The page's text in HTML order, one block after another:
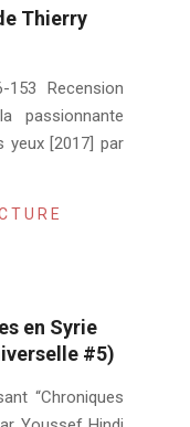
Thierry
Recension
passionnante
yeux [2017] par
en Syrie
#5)
“Chroniques